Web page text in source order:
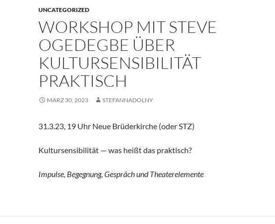
UNCATEGORIZED
WORKSHOP MIT STEVE
OGEDEGBE ÜBER
KULTURSENSIBILITÄT
PRAKTISCH
MÄRZ 30, 2023 STEFANNADOLNY
31.3.23, 19 Uhr Neue Brüderkirche (oder STZ)
Kultursensibilität — was heißt das praktisch?
Impulse, Begegnung, Gespräch und Theaterelemente